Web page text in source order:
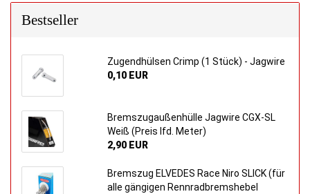
Bestseller
Zugendhülsen Crimp (1 Stück) - Jagwire
0,10 EUR
Bremszugaußenhülle Jagwire CGX-SL
Weiß (Preis lfd. Meter)
2,90 EUR
Bremszug ELVEDES Race Niro SLICK (für
alle gängigen Rennradbremshebel